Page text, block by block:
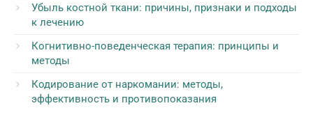
Убыль костной ткани: причины, признаки и подходы
к лечению
Когнитивно-поведенческая терапия: принципы и
методы
Кодирование от наркомании: методы,
эффективность и противопоказания